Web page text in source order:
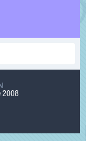
2008